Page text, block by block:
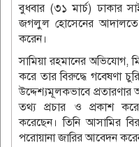
বুধবার (৩১ মার্চ) ঢাকার
জগলুল হোসেনের আদালতে
করেন।
সামিয়া রহমানের অভিযোগ,
করে তার বিরুদ্ধে গবেষণা
উদ্দেশ্যমূলকভাবে প্রতারণার
তথ্য প্রচার ও প্রকাশ
করেছেন। তিনি আসামির
পরোয়ানা জারির আবেদন